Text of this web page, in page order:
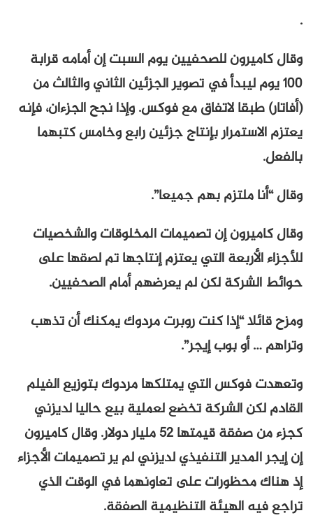
.
وقال كاميرون للصحفيين يوم السبت إن أمامه قرابة
100 يوم ليبدأ في تصوير الجزئين الثاني والثالث من
(أفاتار) طبقا لاتفاق مع فوكس. وإذا نجح الجزءان، فإنه
يعتزم الاستمرار بإنتاج جزئين رابع وخامس كتبهما
بالفعل.
وقال “أنا ملتزم بهم جميعا”.
وقال كاميرون إن تصميمات المخلوقات والشخصيات
للأجزاء الأربعة التي يعتزم إنتاجها تم لصقها على
حوائط الشركة لكن لم يعرضهم أمام الصحفيين.
ومزح قائلا “إذا كنت روبرت مردوك يمكنك أن تذهب
وتراهم … أو بوب إيجر”.
وتعهدت فوكس التي يمتلكها مردوك بتوزيع الفيلم
القادم لكن الشركة تخضع لعملية بيع حاليا لديزني
كجزء من صفقة قيمتها 52 مليار دولار. وقال كاميرون
إن إيجر المدير التنفيذي لديزني لم ير تصميمات الأجزاء
إذ هناك محظورات على تعاونهما في الوقت الذي
تراجع فيه الهيئة التنظيمية الصفقة.